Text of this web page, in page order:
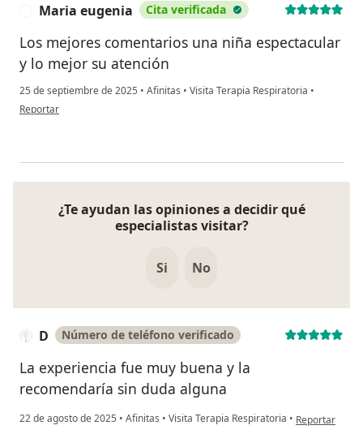
Maria eugenia Cita verificada
Los mejores comentarios una niña espectacular
y lo mejor su atención
25 de septiembre de 2025 • Afinitas • Visita Terapia Respiratoria •
en opinión del usuario Maria eugenia
Reportar
¿Te ayudan las opiniones a decidir qué
especialistas visitar?
Si No
D Número de teléfono verificado
La experiencia fue muy buena y la
recomendaría sin duda alguna
22 de agosto de 2025 • Afinitas • Visita Terapia Respiratoria • en opinión del
Reportar